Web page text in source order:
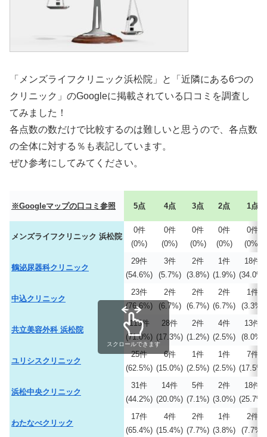
「メンズライフクリニック浜松院」と「近隣にある6つの
クリニック」のGoogleに掲載されている口コミを調査し
てみました！
各点数の数だけで比較するのは難しいと思うので、各点数
の全体に対する％も表記しています。
ぜひ参考にしてみてください。
※Googleマップの口コミ参照 5点 4点 3点 2点 1点
メンズライフクリニック 浜松院
0件
(0%)
0件
(0%)
0件
(0%)
0件
(0%)
0件
(0%)
鶴泌尿器科クリニック
29件
(54.6%)
3件
(5.7%)
2件
(3.8%)
1件
(1.9%)
18件
(34.0%)
中込クリニック
23件
(76.6%)
2件
(6.7%)
2件
(6.7%)
2件
(6.7%)
1件
(3.3%)
共立美容外科 浜松院
115件
(71.0%)
28件
(17.3%)
2件
(1.2%)
4件
(2.5%)
13件
(8.0%)
ユリシスクリニック
25件
(62.5%)
6件
(15.0%)
1件
(2.5%)
1件
(2.5%)
7件
(17.5%)
浜松中央クリニック
31件
(44.2%)
14件
(20.0%)
5件
(7.1%)
2件
(3.0%)
18件
(25.7%)
わたなべクリック
17件
(65.4%)
4件
(15.4%)
2件
(7.7%)
1件
(3.8%)
2件
(7.7%)
スクロールできます